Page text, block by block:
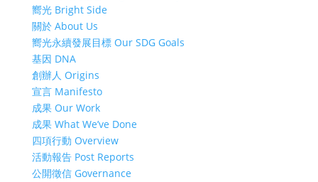
嚮光 Bright Side
關於 About Us
嚮光永續發展目標 Our SDG Goals
基因 DNA
創辦人 Origins
宣言 Manifesto
成果 Our Work
成果 What We’ve Done
四項行動 Overview
活動報告 Post Reports
公開徵信 Governance